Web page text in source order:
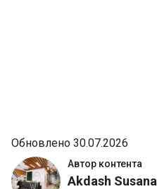
Автор контента
Akdash Susana
Обновлено 30.07.2026